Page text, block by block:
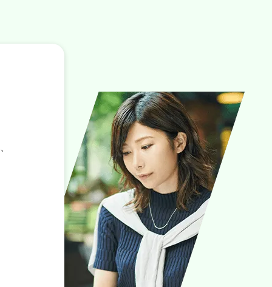
セージの送信だけでなくタグ付け、友だち情報の付
リッチメニューの表示、などなど様々なアクション
URLタップの有無でアクション設定が可能
をタップしたのかを把握することができます。
、URLが含まれているメッセージに限りメッセージ
封数の確認も可能です。